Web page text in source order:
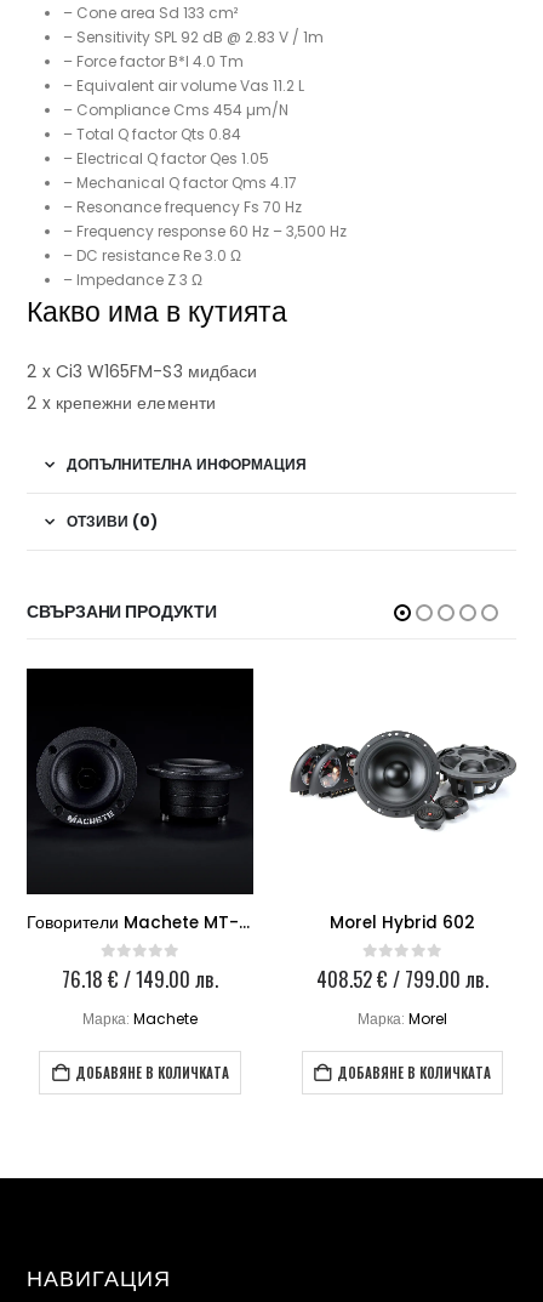
– Cone area Sd 133 cm²
– Sensitivity SPL 92 dB @ 2.83 V / 1m
– Force factor B*I 4.0 Tm
– Equivalent air volume Vas 11.2 L
– Compliance Cms 454 µm/N
– Total Q factor Qts 0.84
– Electrical Q factor Qes 1.05
– Mechanical Q factor Qms 4.17
– Resonance frequency Fs 70 Hz
– Frequency response 60 Hz – 3,500 Hz
– DC resistance Re 3.0 Ω
– Impedance Z 3 Ω
Какво има в кутията
2 x Ci3 W165FM-S3 мидбаси
2 x крепежни елементи
ДОПЪЛНИТЕЛНА ИНФОРМАЦИЯ
ОТЗИВИ (0)
СВЪРЗАНИ ПРОДУКТИ
Morel Hybrid 602
0out of 5
408.52€/ 799.00 лв.
Марка:Morel
ДОБАВЯНЕ В КОЛИЧКАТА
Morel Supremo 602
0out of 5
2,274.74€/ 4,449.00 лв.
Марка:Morel
ДОБАВЯНЕ В КОЛИЧКАТА
НАВИГАЦИЯ